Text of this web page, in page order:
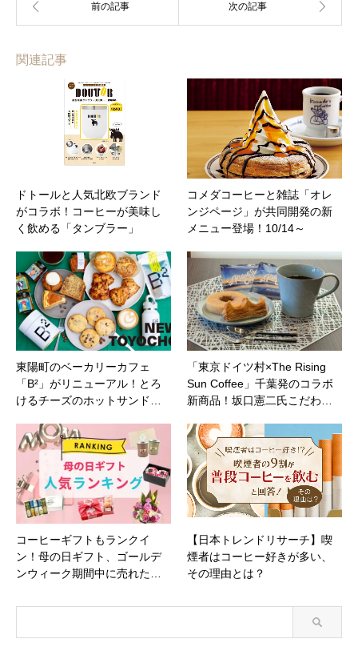
関連記事
ドトールと人気北欧ブランド
がコラボ！コーヒーが美味し
く飲める「タンブラー」
コメダコーヒーと雑誌「オレ
ンジページ」が共同開発の新
メニュー登場！10/14～
東陽町のベーカリーカフェ
「B²」がリニューアル！とろ
けるチーズのホットサンド…
「東京ドイツ村×The Rising
Sun Coffee」千葉発のコラボ
新商品！坂口憲二氏こだわ…
コーヒーギフトもランクイ
ン！母の日ギフト、ゴールデ
ンウィーク期間中に売れた…
【日本トレンドリサーチ】喫
煙者はコーヒー好きが多い、
その理由とは？